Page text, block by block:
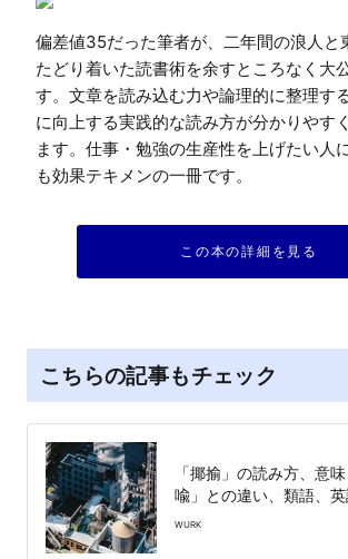
偏差値35だった筆者が、二年間の浪人と
たどり着いた読書術を余すところなく大
す。文章を読み込む力や論理的に整理す
に向上する実践的な読み方が分かりやす
ます。仕事・勉強の生産性を上げたい人
も効果テキメンの一冊です。
この本の詳細を見る
こちらの記事もチェック
「揶揄」の読み方、意
喩」との違い、類語、英
WURK